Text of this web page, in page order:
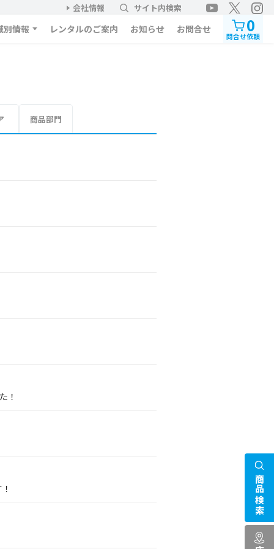
会社情報 サイト内検索
別情報 レンタルのご案内 お知らせ お問合せ 0
問合せ依頼
商品部門
！
商品検索